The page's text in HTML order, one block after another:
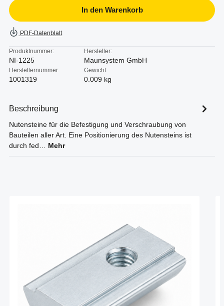
In den Warenkorb
PDF-Datenblatt
Produktnummer:
NI-1225
Hersteller:
Maunsystem GmbH
Herstellernummer:
1001319
Gewicht:
0.009 kg
Beschreibung
Nutensteine für die Befestigung und Verschraubung von
Bauteilen aller Art. Eine Positionierung des Nutensteins ist
durch fed… Mehr